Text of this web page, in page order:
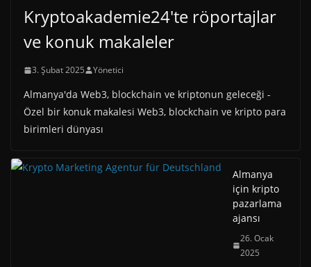
Kryptoakademie24'te röportajlar
ve konuk makaleler
3. Şubat 2025 Yönetici
Almanya'da Web3, blockchain ve kriptonun geleceği -
Özel bir konuk makalesi Web3, blockchain ve kripto para
birimleri dünyası
Almanya
için kripto
pazarlama
ajansı
26. Ocak
2025